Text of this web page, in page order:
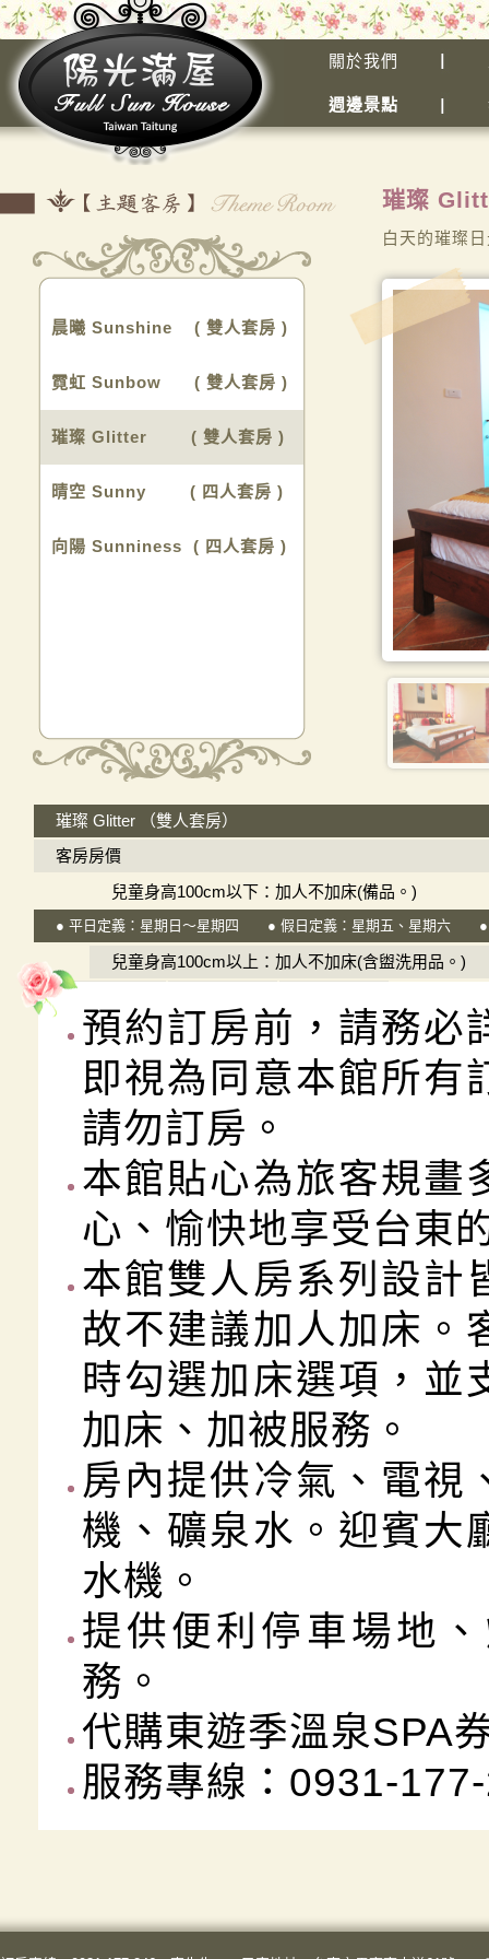
關於我們
週邊景點
璀璨
晨曦 Sunshine ( 雙人套房 )
霓虹 Sunbow ( 雙人套房 )
璀璨 Glitter ( 雙人套房 )
晴空 Sunny ( 四人套房 )
向陽 Sunniness ( 四人套房 )
白天的璀璨
璀璨 Glitter （雙人套房）
客房房價
兒童身高100cm以下：加人不加床(備品。)
免費
免費
免費
兒童身高100cm以上：加人不加床(含盥洗用品。)
成人或兒童100cm以上加床(含單人床墊、枕頭、棉
● 平日定義：星期日～星期四 ● 假日定義：星期五、星期六 ●
預約訂房前，請務必
即視為同意本館所有
請勿訂房。
本館貼心為旅客規畫
心、愉快地享受台東
本館雙人房系列設計
故不建議加人加床。
時勾選加床選項，並
加床、加被服務。
房內提供冷氣、電視
機、礦泉水。迎賓大
水機。
提供便利停車場地
務。
代購東遊季溫泉SPA
服務專線：0931-